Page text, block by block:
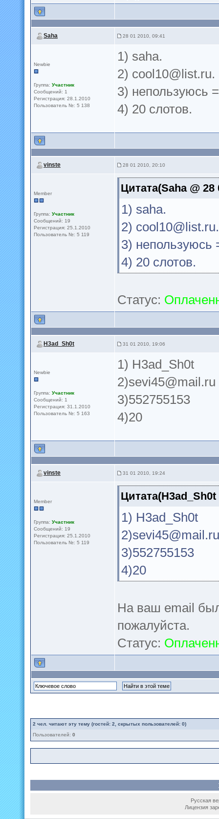
Saha 28 01 2010, 09:41
Newbie
Группа: Участник
Сообщений: 1
Регистрация: 28.1.2010
Пользователь №: 5 138
1) saha.
2) cool10@list.ru.
3) непользуюсь
4) 20 слотов.
vinste 28 01 2010, 20:10
Member
Группа: Участник
Сообщений: 19
Регистрация: 25.1.2010
Пользователь №: 5 119
Цитата(Saha @
1) saha.
2) cool10@list.ru.
3) непользуюсь
4) 20 слотов.
Статус:
H3ad_Sh0t 31 01 2010, 19:06
Newbie
Группа: Участник
Сообщений: 1
Регистрация: 31.1.2010
Пользователь №: 5 163
1) H3ad_Sh0t
2)sevi45@mail.ru
3)552755153
4)20
vinste 31 01 2010, 19:24
Member
Группа: Участник
Сообщений: 19
Регистрация: 25.1.2010
Пользователь №: 5 119
1) H3ad_Sh0t
2)sevi45@mail.ru
3)552755153
4)20
На ваш email
пожалуйста.
Статус:
2 чел. читают эту тему (гостей: 2, скрытых пользователей: 0)
Пользователей: 0
Русская
Лицензия